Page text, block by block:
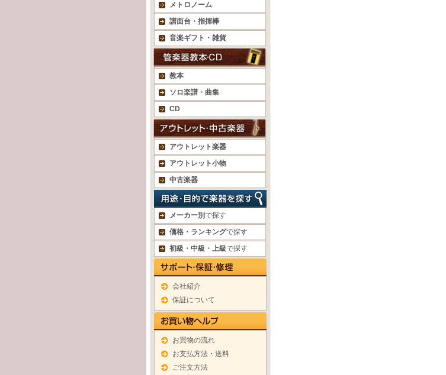
メトロノーム
譜面台・指揮棒
音楽ギフト・雑貨
教本
ソロ楽譜・曲集
CD
アウトレット楽器
アウトレット小物
中古楽器
メーカー別で探す
価格・ランキングで探す
初級・中級・上級で探す
会社紹介
保証について
お買物の流れ
お支払方法・送料
ご注文方法